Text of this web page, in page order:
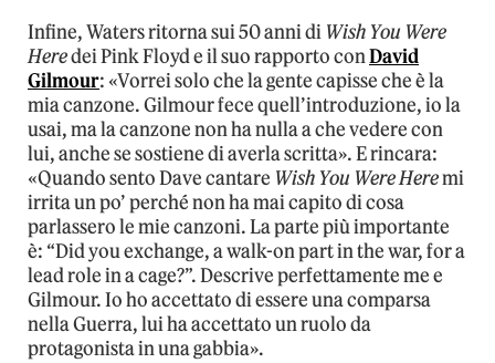
Infine, Waters ritorna sui 50 anni di Wish You Were
Heredei Pink Floyd e il suo rapporto conDavid
Gilmour: «Vorrei solo che la gente capisse che è la
mia canzone. Gilmour fece quell’introduzione, io la
usai, ma la canzone non ha nulla a che vedere con
lui, anche se sostiene di averla scritta». E rincara:
«Quando sento Dave cantare Wish You Were Heremi
irrita un po’ perché non ha mai capito di cosa
parlassero le mie canzoni. La parte più importante
è: “Did you exchange, a walk-on part in the war, for a
lead role in a cage?”. Descrive perfettamente me e
Gilmour. Io ho accettato di essere una comparsa
nella Guerra, lui ha accettato un ruolo da
protagonista in una gabbia».